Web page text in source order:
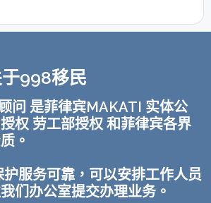
998移民
问 是菲律宾MAKATI 实体公
权 劳工部授权 和菲律宾各界
。
服务可靠，可以安排工作人员
们办公室提交办理业务。